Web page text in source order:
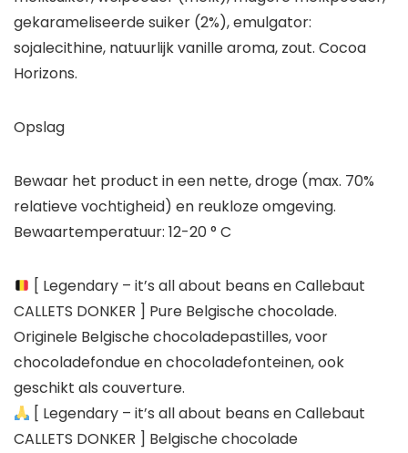
gekarameliseerde suiker (2%), emulgator:
sojalecithine, natuurlijk vanille aroma, zout. Cocoa
Horizons.
Opslag
Bewaar het product in een nette, droge (max. 70%
relatieve vochtigheid) en reukloze omgeving.
Bewaartemperatuur: 12-20 ° C
[ Legendary – it’s all about beans en Callebaut
CALLETS DONKER ] Pure Belgische chocolade.
Originele Belgische chocoladepastilles, voor
chocoladefondue en chocoladefonteinen, ook
geschikt als couverture.
[ Legendary – it’s all about beans en Callebaut
CALLETS DONKER ] Belgische chocolade